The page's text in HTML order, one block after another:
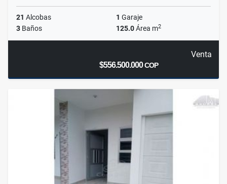
21 Alcobas 1 Garaje
3 Baños 125.0Área m2
Venta
$556.500.000COP